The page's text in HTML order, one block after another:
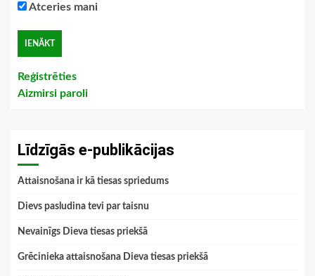
Atceries mani
Reģistrēties
Aizmirsi paroli
Līdzīgās e-publikācijas
Attaisnošana ir kā tiesas spriedums
Dievs pasludina tevi par taisnu
Nevainīgs Dieva tiesas priekšā
Grēcinieka attaisnošana Dieva tiesas priekšā